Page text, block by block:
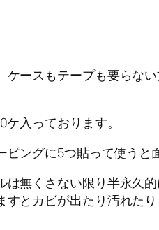
ケースもテープも要らな
ケ入っております。
ピングに5つ貼って使うと
は無くさない限り半永久
すとカビが出たり汚れた